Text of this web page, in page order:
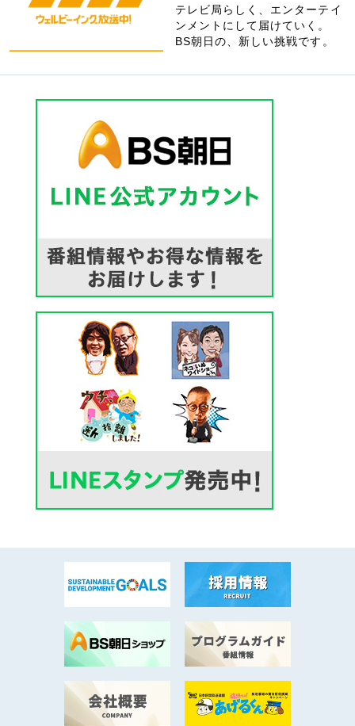
テレビ局らしく、エンターテイ
ンメントにして届けていく。
BS朝日の、新しい挑戦です。